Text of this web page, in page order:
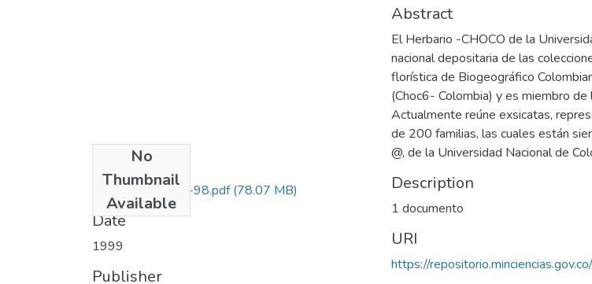
No
Thumbnail
Available
1128-03-338-98.pdf(78.07 MB)
Date
1999
Publisher
Abstract
El Herbario -CHOCO de la
nacional depositaria de las
florística de Biogeográfico
(Choc6- Colombia) y es miembro
Actualmente reúne exsicatas,
de 200 familias, las cuales están
@, de la Universidad Nacional de
Description
1 documento
URI
https://